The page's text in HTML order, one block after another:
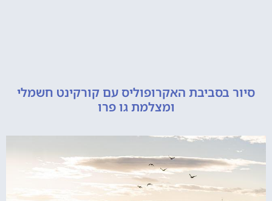
בסביבת האקרופוליס עם קורקינט חשמלי
ומצלמת גו פרו